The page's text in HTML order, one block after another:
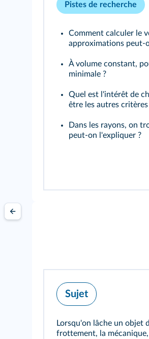
Pistes de recherche
Comment calculer le
approximations peut-
À volume constant,
minimale ?
Quel est l'intérêt de
être les autres
Dans les rayons, on
peut-on l'expliquer ?
Sujet
Lorsqu'on lâche un objet
frottement, la